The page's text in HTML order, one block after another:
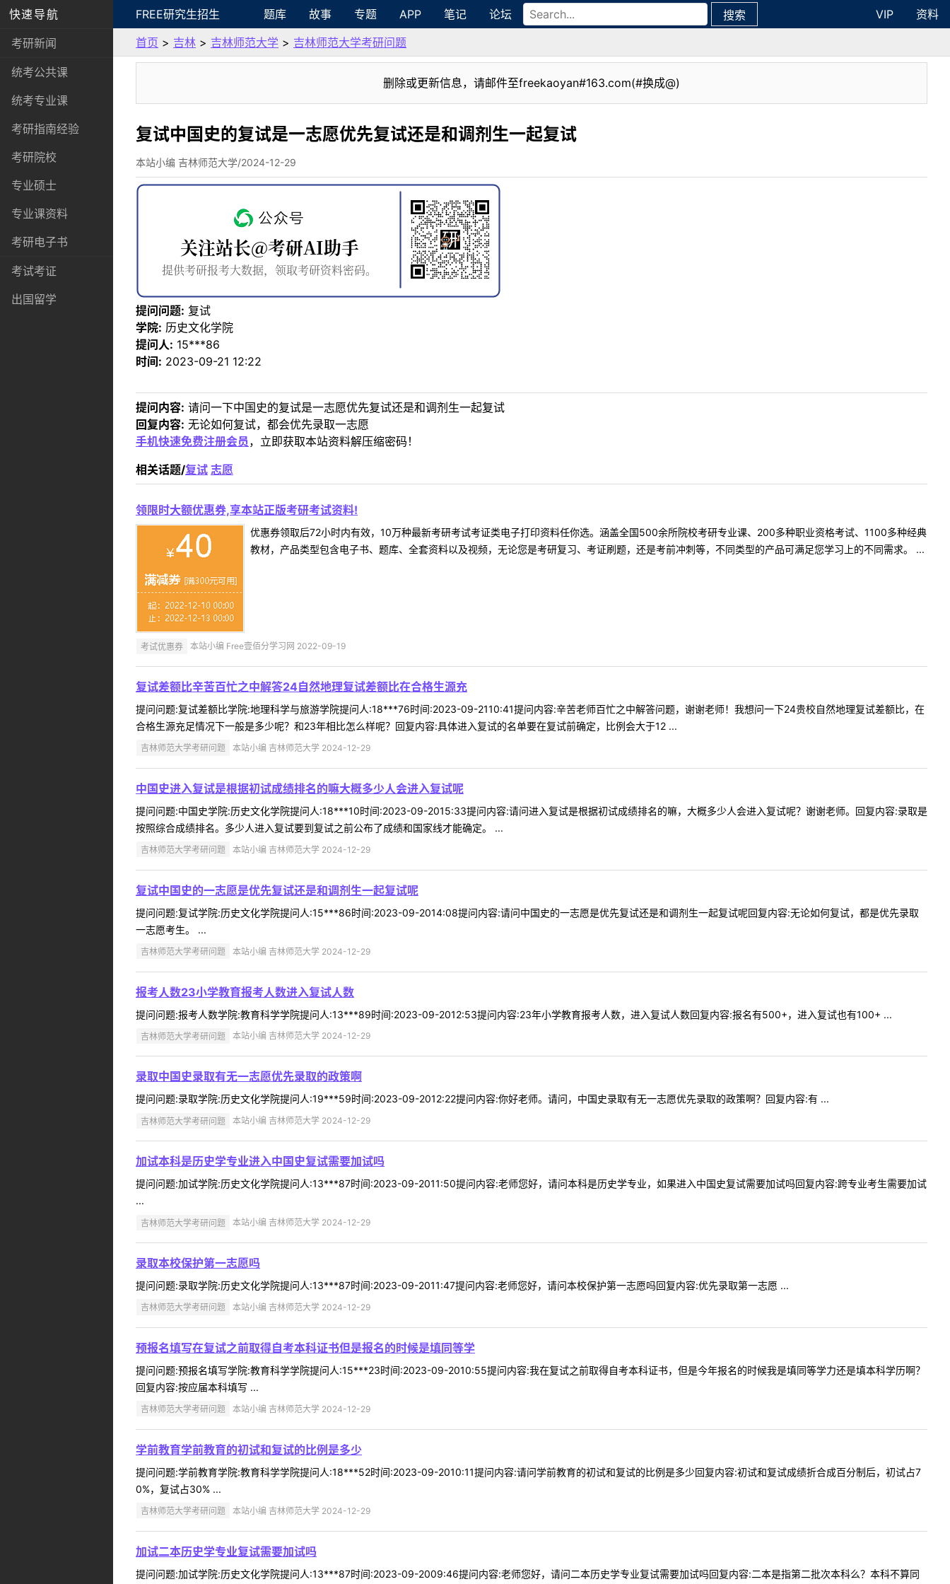
快速导航
考研新闻
统考公共课
统考专业课
考研指南经验
考研院校
专业硕士
专业课资料
考研电子书
考试考证
出国留学
FREE研究生招生 题库 故事 专题 APP 笔记 论坛 搜索 VIP
资料
首页 > 吉林 > 吉林师范大学 > 吉林师范大学考研问题
删除或更新信息，请邮件至freekaoyan#163.com(#换成@)
复试中国史的复试是一志愿优先复试还是和调剂生一起复试
本站小编 吉林师范大学/2024-12-29
提问问题: 复试
学院: 历史文化学院
提问人: 15***86
时间: 2023-09-21 12:22
提问内容: 请问一下中国史的复试是一志愿优先复试还是和调剂生一起复试
回复内容: 无论如何复试，都会优先录取一志愿
手机快速免费注册会员 ，立即获取本站资料解压缩密码！
相关话题/复试 志愿
领限时大额优惠券,享本站正版考研考试资料!
优惠券领取后72小时内有效，10万种最新考研考试考证类电子打印资料任你选。涵盖全国500余所院校考研专业课、200多种职业资格考试、1100多种经典
教材，产品类型包含电子书、题库、全套资料以及视频，无论您是考研复习、考证刷题，还是考前冲刺等，不同类型的产品可满足您学习上的不同需求。 ...
考试优惠券 本站小编 Free壹佰分学习网 2022-09-19
复试差额比辛苦百忙之中解答24自然地理复试差额比在合格生源充
提问问题:复试差额比学院:地理科学与旅游学院提问人:18***76时间:2023-09-2110:41提问内容:辛苦老师百忙之中解答问题，谢谢老师！我想问一下24贵校自然地理复试差额比，在
合格生源充足情况下一般是多少呢？和23年相比怎么样呢？回复内容:具体进入复试的名单要在复试前确定，比例会大于12 ...
吉林师范大学考研问题 本站小编 吉林师范大学 2024-12-29
中国史进入复试是根据初试成绩排名的嘛大概多少人会进入复试呢
提问问题:中国史学院:历史文化学院提问人:18***10时间:2023-09-2015:33提问内容:请问进入复试是根据初试成绩排名的嘛，大概多少人会进入复试呢？谢谢老师。回复内容:录取是
按照综合成绩排名。多少人进入复试要到复试之前公布了成绩和国家线才能确定。 ...
吉林师范大学考研问题 本站小编 吉林师范大学 2024-12-29
复试中国史的一志愿是优先复试还是和调剂生一起复试呢
提问问题:复试学院:历史文化学院提问人:15***86时间:2023-09-2014:08提问内容:请问中国史的一志愿是优先复试还是和调剂生一起复试呢回复内容:无论如何复试，都是优先录取
一志愿考生。 ...
吉林师范大学考研问题 本站小编 吉林师范大学 2024-12-29
报考人数23小学教育报考人数进入复试人数
提问问题:报考人数学院:教育科学学院提问人:13***89时间:2023-09-2012:53提问内容:23年小学教育报考人数，进入复试人数回复内容:报名有500+，进入复试也有100+ ...
吉林师范大学考研问题 本站小编 吉林师范大学 2024-12-29
录取中国史录取有无一志愿优先录取的政策啊
提问问题:录取学院:历史文化学院提问人:19***59时间:2023-09-2012:22提问内容:你好老师。请问，中国史录取有无一志愿优先录取的政策啊？回复内容:有 ...
吉林师范大学考研问题 本站小编 吉林师范大学 2024-12-29
加试本科是历史学专业进入中国史复试需要加试吗
提问问题:加试学院:历史文化学院提问人:13***87时间:2023-09-2011:50提问内容:老师您好，请问本科是历史学专业，如果进入中国史复试需要加试吗回复内容:跨专业考生需要加试
...
吉林师范大学考研问题 本站小编 吉林师范大学 2024-12-29
录取本校保护第一志愿吗
提问问题:录取学院:历史文化学院提问人:13***87时间:2023-09-2011:47提问内容:老师您好，请问本校保护第一志愿吗回复内容:优先录取第一志愿 ...
吉林师范大学考研问题 本站小编 吉林师范大学 2024-12-29
预报名填写在复试之前取得自考本科证书但是报名的时候是填同等学
提问问题:预报名填写学院:教育科学学院提问人:15***23时间:2023-09-2010:55提问内容:我在复试之前取得自考本科证书，但是今年报名的时候我是填同等学力还是填本科学历啊？
回复内容:按应届本科填写 ...
吉林师范大学考研问题 本站小编 吉林师范大学 2024-12-29
学前教育学前教育的初试和复试的比例是多少
提问问题:学前教育学院:教育科学学院提问人:18***52时间:2023-09-2010:11提问内容:请问学前教育的初试和复试的比例是多少回复内容:初试和复试成绩折合成百分制后，初试占7
0%，复试占30% ...
吉林师范大学考研问题 本站小编 吉林师范大学 2024-12-29
加试二本历史学专业复试需要加试吗
提问问题:加试学院:历史文化学院提问人:13***87时间:2023-09-2009:46提问内容:老师您好，请问二本历史学专业复试需要加试吗回复内容:二本是指第二批次本科么？本科不算同